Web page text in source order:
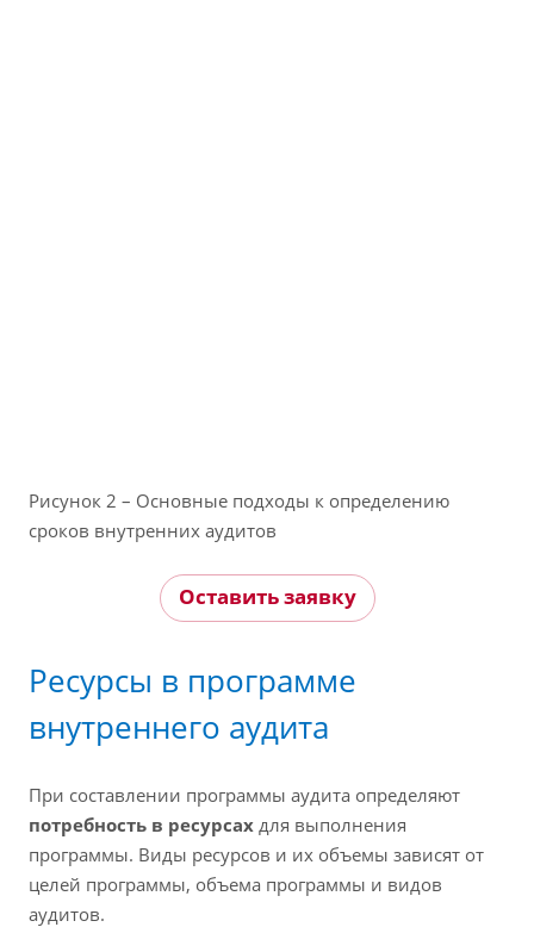
Рисунок 2 – Основные подходы к определению
сроков внутренних аудитов
Оставить заявку
Ресурсы в программе
внутреннего аудита
При составлении программы аудита определяют
потребность в ресурсах для выполнения
программы. Виды ресурсов и их объемы зависят от
целей программы, объема программы и видов
аудитов.